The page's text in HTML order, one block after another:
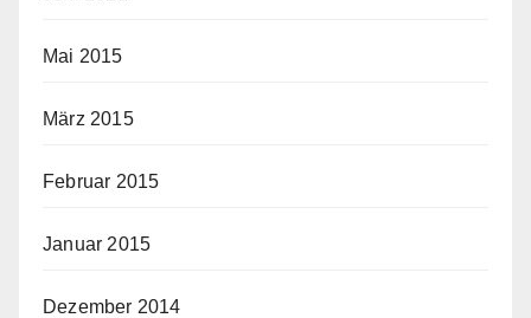
Mai 2015
März 2015
Februar 2015
Januar 2015
Dezember 2014